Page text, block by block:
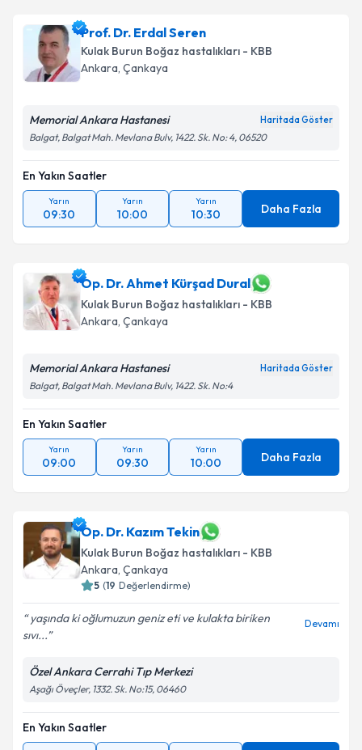
Prof. Dr. Erdal Seren
Kulak Burun Boğaz hastalıkları - KBB
Ankara, Çankaya
Memorial Ankara Hastanesi Haritada Göster
Balgat, Balgat Mah. Mevlana Bulv, 1422. Sk. No: 4, 06520
En Yakın Saatler
Yarın
09:30
Yarın
10:00
Yarın
10:30 Daha Fazla
Op. Dr. Ahmet Kürşad Dural
Kulak Burun Boğaz hastalıkları - KBB
Ankara, Çankaya
Memorial Ankara Hastanesi Haritada Göster
Balgat, Balgat Mah. Mevlana Bulv, 1422. Sk. No:4
En Yakın Saatler
Yarın
09:00
Yarın
09:30
Yarın
10:00 Daha Fazla
Op. Dr. Kazım Tekin
Kulak Burun Boğaz hastalıkları - KBB
Ankara, Çankaya
5 (19 Değerlendirme)
yaşında ki oğlumuzun geniz eti ve kulakta biriken
sıvı...
Devamı
Özel Ankara Cerrahi Tıp Merkezi
Aşağı Öveçler, 1332. Sk. No:15, 06460
En Yakın Saatler